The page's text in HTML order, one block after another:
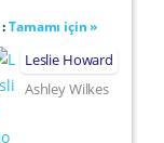
:Tamamı için »
Leslie Howard
Ashley Wilkes